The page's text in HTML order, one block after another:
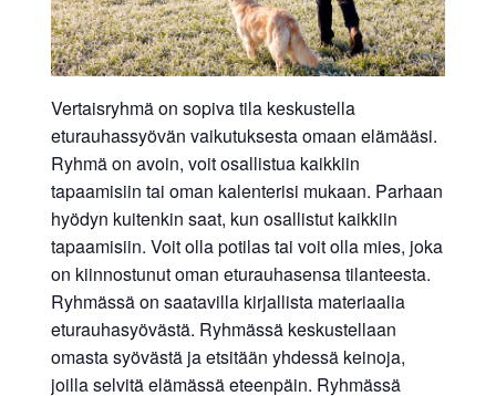
Vertaisryhmä on sopiva tila keskustella
eturauhassyövän vaikutuksesta omaan elämääsi.
Ryhmä on avoin, voit osallistua kaikkiin
tapaamisiin tai oman kalenterisi mukaan. Parhaan
hyödyn kuitenkin saat, kun osallistut kaikkiin
tapaamisiin. Voit olla potilas tai voit olla mies, joka
on kiinnostunut oman eturauhasensa tilanteesta.
Ryhmässä on saatavilla kirjallista materiaalia
eturauhasyövästä. Ryhmässä keskustellaan
omasta syövästä ja etsitään yhdessä keinoja,
joilla selvitä elämässä eteenpäin. Ryhmässä